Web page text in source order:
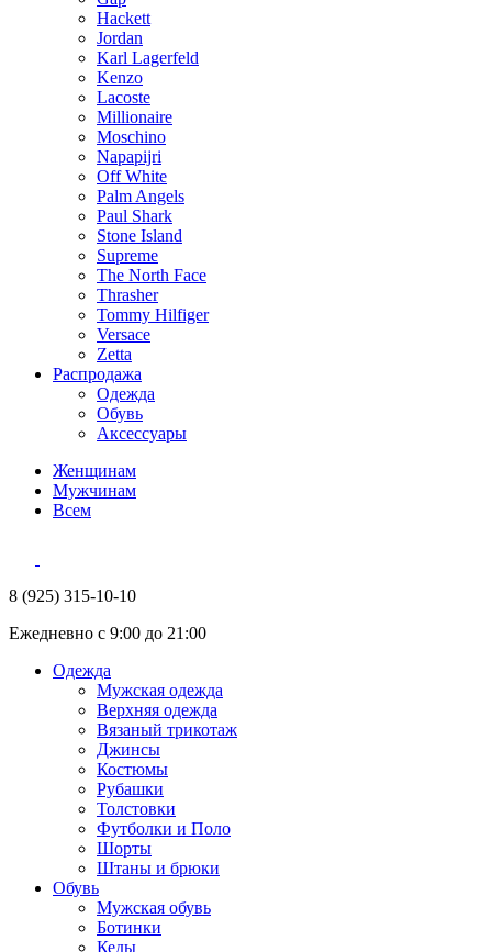
Hackett
Jordan
Karl Lagerfeld
Kenzo
Lacoste
Millionaire
Moschino
Napapijri
Off White
Palm Angels
Paul Shark
Stone Island
Supreme
The North Face
Thrasher
Tommy Hilfiger
Versace
Zetta
Распродажа
Одежда
Обувь
Аксессуары
Женщинам
Мужчинам
Всем
8 (925) 315-10-10
Ежедневно с 9:00 до 21:00
Одежда
Мужская одежда
Верхняя одежда
Вязаный трикотаж
Джинсы
Костюмы
Рубашки
Толстовки
Футболки и Поло
Шорты
Штаны и брюки
Обувь
Мужская обувь
Ботинки
Кеды